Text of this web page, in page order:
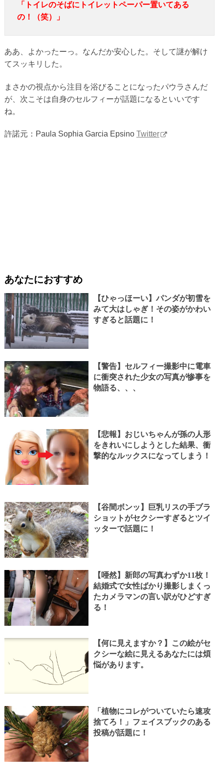
「トイレのそばにトイレットペーパー置いてある
の！（笑）」
ああ、よかったーっ。なんだか安心した。そして謎が解け
てスッキリした。
まさかの視点から注目を浴びることになったパウラさんだ
が、次こそは自身のセルフィーが話題になるといいです
ね。
許諾元：Paula Sophia Garcia Epsino Twitter
あなたにおすすめ
【ひゃっほーい】パンダが初雪を
みて大はしゃぎ！その姿がかわい
すぎると話題に！
【警告】セルフィー撮影中に電車
に衝突された少女の写真が惨事を
物語る、、、
【悲報】おじいちゃんが孫の人形
をきれいにしようとした結果、衝
撃的なルックスになってしまう！
【谷間ボンッ】巨乳リスの手ブラ
ショットがセクシーすぎるとツイ
ッターで話題に！
【唖然】新郎の写真わずか11枚！
結婚式で女性ばかり撮影しまくっ
たカメラマンの言い訳がひどすぎ
る！
【何に見えますか？】この絵がセ
クシーな絵に見えるあなたには煩
悩があります。
「植物にコレがついていたら速攻
捨てろ！」フェイスブックのある
投稿が話題に！